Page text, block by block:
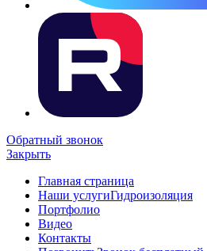
Обратный звонок
Закрыть
Главная страница
Наши услугиГидроизоляция
Портфолио
Видео
Контакты